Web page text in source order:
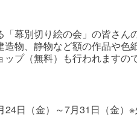
幕別切り絵の会」の皆さん
物、静物など額の作品や色
プ（無料）も行われますの
24日（金）～7月31日（金）